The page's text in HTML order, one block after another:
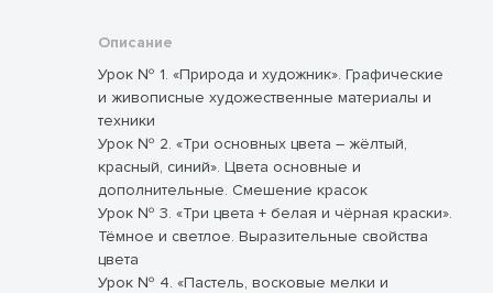
Описание
Урок № 1. «Природа и художник». Графические
и живописные художественные материалы и
техники
Урок № 2. «Три основных цвета – жёлтый,
красный, синий». Цвета основные и
дополнительные. Смешение красок
Урок № 3. «Три цвета + белая и чёрная краски».
Тёмное и светлое. Выразительные свойства
цвета
Урок № 4. «Пастель, восковые мелки и